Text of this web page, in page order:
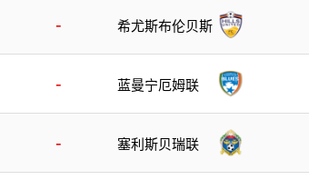
- 希尤斯布伦贝斯
- 蓝曼宁厄姆联
- 塞利斯贝瑞联